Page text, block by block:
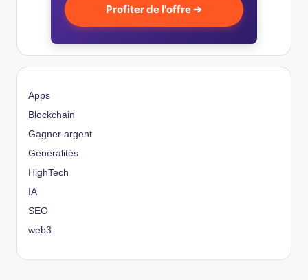
Profiter de l'offre ➔
Apps
Blockchain
Gagner argent
Généralités
HighTech
IA
SEO
web3